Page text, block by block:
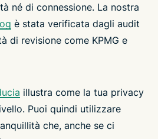
né di connessione. La nostra
è stata verificata dagli audit
di revisione come KPMG e
illustra come la tua privacy
Puoi quindi utilizzare
che, anche se ci